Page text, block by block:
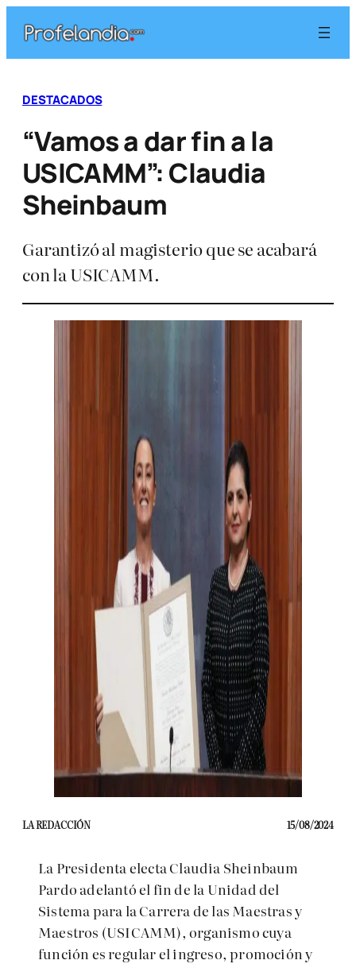
contenido
DESTACADOS
“Vamos a dar fin a la
USICAMM”: Claudia
Sheinbaum
Garantizó al magisterio que se acabará
con la USICAMM.
LA REDACCIÓN 15/08/2024
La Presidenta electa Claudia Sheinbaum
Pardo adelantó el fin de la Unidad del
Sistema para la Carrera de las Maestras y
Maestros (USICAMM), organismo cuya
función es regular el ingreso, promoción y